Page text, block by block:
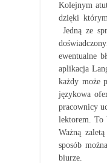
Kolejnym
dzięki
Jedną ze
ewentualne
aplikacja
każdy może
językowa
pracownicy
lektorem. To
Ważną
sposób
biurze.